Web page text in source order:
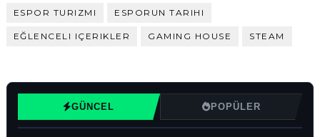
ESPOR TURIZMI ESPORUN TARIHI
EĞLENCELI IÇERIKLER GAMING HOUSE STEAM
GÜNCEL POPÜLER